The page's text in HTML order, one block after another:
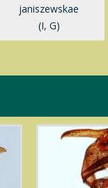
janiszewskae
(I, G)